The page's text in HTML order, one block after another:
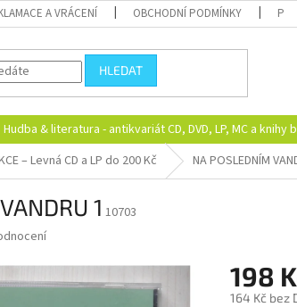
A VRÁCENÍ OBCHODNÍ PODMÍNKY
HLEDAT
Hudba & literatura - antikvariát CD, DVD, LP, MC a knihy
– Levná CD a LP do 200 Kč NA POSLEDNÍM
1 10703
198
164 Kč bez